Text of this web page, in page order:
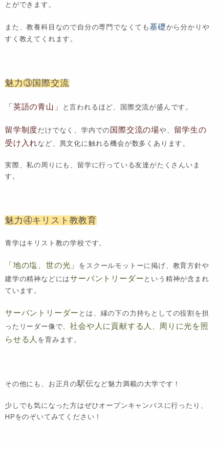
とができます。
また、教養科目なので自分の専門でなくても基礎から分かりや
すく教えてくれます。
魅力③国際交流
「英語の青山」 と言われるほど、国際交流が盛んです。
留学制度だけでなく、学内での国際交流の場や、 留学生の
受け入れなど、異文化に触れる機会が数多くあります。
実際、私の周りにも、留学に行っている友達がたくさんいま
す。
魅力④キリスト教教育
青学はキリスト教の学校です。
「地の塩、世の光」 をスクールモットーに掲げ、教育方針や
建学の精神などにはサーバントリーダーという精神が含まれ
ています。
サーバントリーダー とは、縁の下の力持ちとしての役割を担
ったリーダー像で、社会や人に貢献する人 、 周りに光を照
らせる人 を育みます。
その他にも、お正月の駅伝など魅力満載の大学です！
少しでも気になった方はぜひオープンキャンパスに行ったり、
HPをのぞいてみてください！